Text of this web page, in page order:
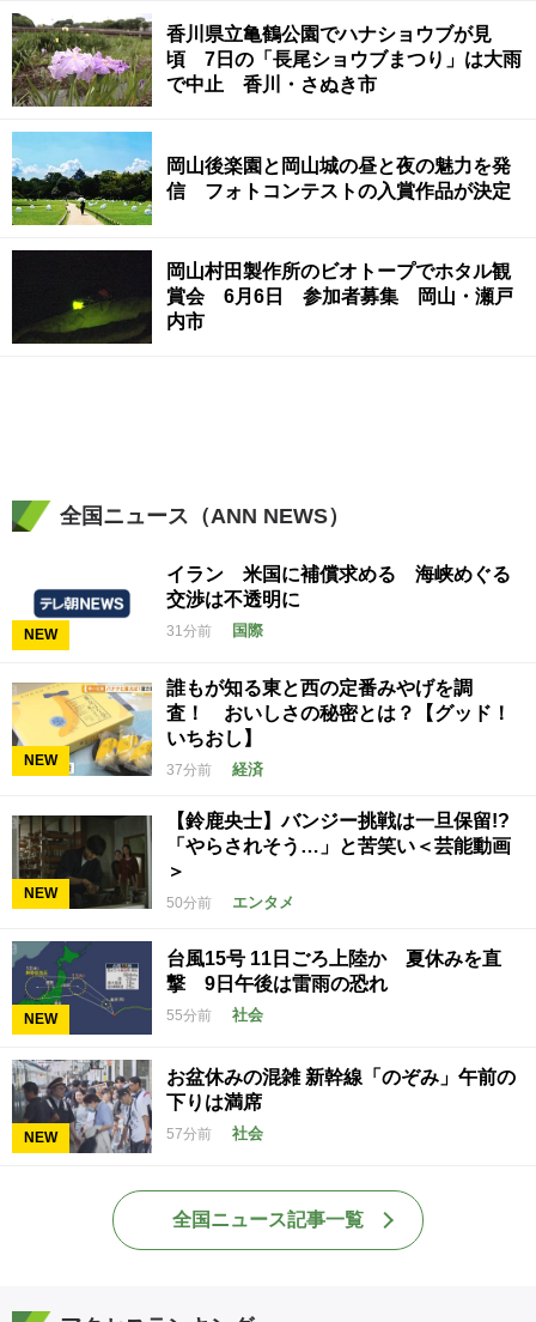
香川県立亀鶴公園でハナショウブが見
頃 7日の「長尾ショウブまつり」は大雨
で中止 香川・さぬき市
岡山後楽園と岡山城の昼と夜の魅力を発
信 フォトコンテストの入賞作品が決定
岡山村田製作所のビオトープでホタル観
賞会 6月6日 参加者募集 岡山・瀬戸
内市
全国ニュース（ANN NEWS）
NEW
イラン 米国に補償求める 海峡めぐる
交渉は不透明に
31分前 国際
NEW
誰もが知る東と西の定番みやげを調
査！ おいしさの秘密とは？【グッド！
いちおし】
37分前 経済
NEW
【鈴鹿央士】バンジー挑戦は一旦保留!?
「やらされそう…」と苦笑い＜芸能動画
＞
50分前 エンタメ
NEW
台風15号 11日ごろ上陸か 夏休みを直
撃 9日午後は雷雨の恐れ
55分前 社会
NEW
お盆休みの混雑 新幹線「のぞみ」午前の
下りは満席
57分前 社会
全国ニュース記事一覧